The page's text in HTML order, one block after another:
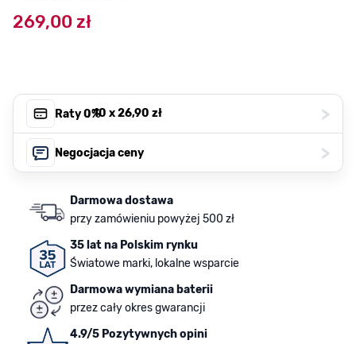
269,00 zł
Raty 0%, 10 x26,90 zł >
Negocjacja ceny >
Darmowa dostawa
przy zamówieniu powyżej 500 zł
35 lat na Polskim rynku
Światowe marki, lokalne wsparcie
Darmowa wymiana baterii
przez cały okres gwarancji
4.9/5 Pozytywnych opini